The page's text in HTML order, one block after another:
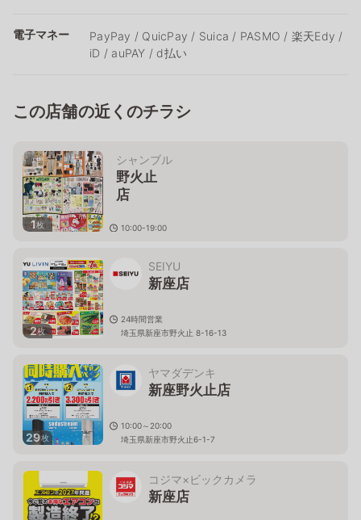
電子マネー
PayPay / QuicPay / Suica / PASMO / 楽天Edy /
iD / auPAY / d払い
この店舗の近くのチラシ
1枚
シャンブル
野火止
店
10:00-19:00
2枚
SEIYU
新座店
24時間営業
埼玉県新座市野火止 8-16-13
29枚
ヤマダデンキ
新座野火止店
10:00～20:00
埼玉県新座市野火止6-1-7
コジマ×ビックカメラ
新座店